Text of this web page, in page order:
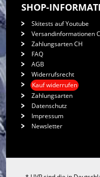
SHOP-
Skitests auf Youtube
Versandinformationen
Zahlungsarten CH
FAQ
AGB
Widerrufsrecht
Kauf widerrufen
Zahlungsarten
Datenschutz
Impressum
Newsletter